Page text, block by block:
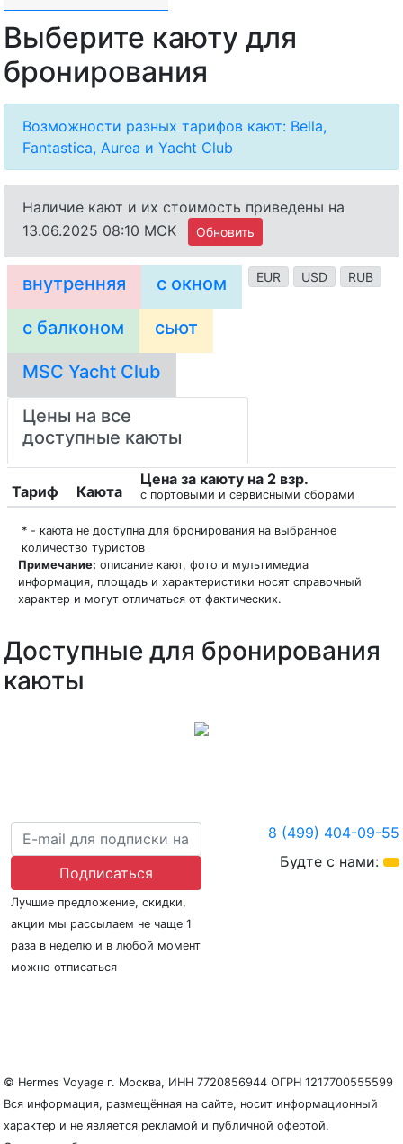
Выберите каюту для
бронирования
Возможности разных тарифов кают: Bella,
Fantastica, Aurea и Yacht Club
Наличие кают и их стоимость приведены на
13.06.2025 08:10 MCK
Обновить
EUR USD RUB
внутренняя с окном
с балконом сьют
MSC Yacht Club
Цены на все
доступные каюты
Тариф Каюта
Цена за каюту на 2 взр.
с портовыми и сервисными сборами
* - каюта не доступна для бронирования на выбранное
количество туристов
Примечание: описание кают, фото и мультимедиа
информация, площадь и характеристики носят справочный
характер и могут отличаться от фактических.
Доступные для бронирования
каюты
© Hermes Voyage г. Москва, ИНН 7720856944 ОГРН 1217700555599
Вся информация, размещённая на сайте, носит информационный
характер и не является рекламой и публичной офертой.
Подписаться
Лучшие предложение, скидки,
акции мы рассылаем не чаще 1
раза в неделю и в любой момент
можно отписаться
8 (499) 404-09-55
Будте с нами: